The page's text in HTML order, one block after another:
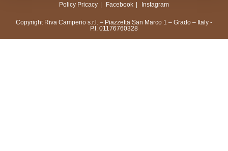
Policy Pricacy Facebook Instagram
Copyright Riva Camperio s.r.l. – Piazzetta San Marco 1 – Grado – Italy -
P.I. 01176760328